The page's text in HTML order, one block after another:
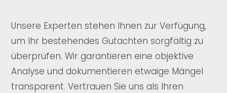
Unsere Experten stehen Ihnen zur Verfügung,
um Ihr bestehendes Gutachten sorgfältig zu
überprüfen. Wir garantieren eine objektive
Analyse und dokumentieren etwaige Mängel
transparent. Vertrauen Sie uns als Ihren